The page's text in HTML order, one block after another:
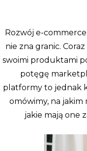
Rozwój e-
nie zna granic.
swoimi produktami
potęgę
platformy to jednak
omówimy, na
jakie mają one